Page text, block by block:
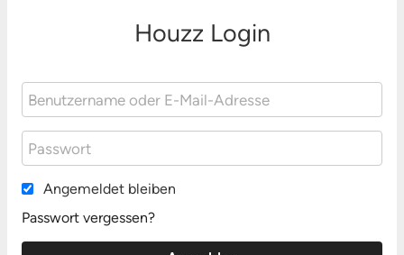
Houzz Login
Angemeldet bleiben
Passwort vergessen?